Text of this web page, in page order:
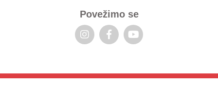
Povežimo se